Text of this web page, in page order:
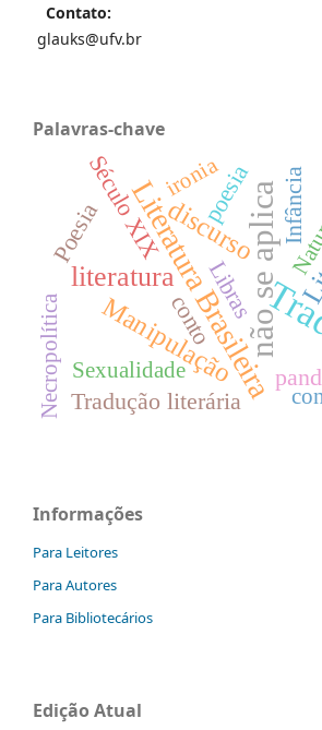
Contato:
glauks@ufv.br
Palavras-chave
não se aplica
Literatura Brasileira
literatura
Manipulação
discurso
Tradução literária
conto
Infância
Libras
poesia
Século XIX
Poesia
Sexualidade
Necropolítica
ironia
Informações
Para Leitores
Para Autores
Para Bibliotecários
Edição Atual